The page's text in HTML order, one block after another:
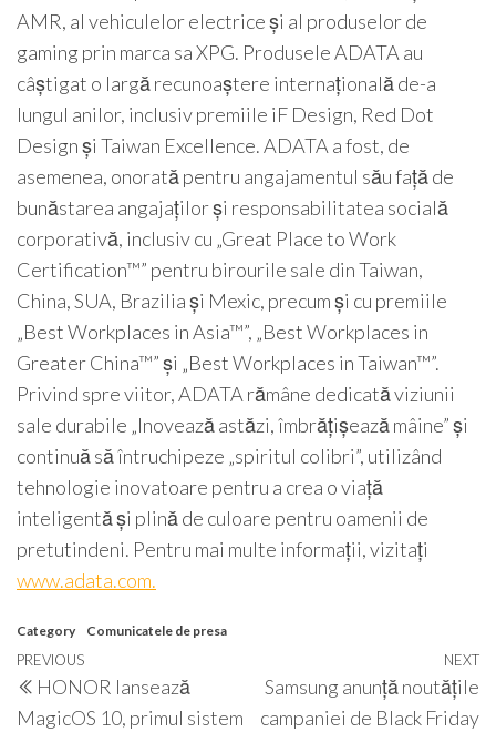
AMR, al vehiculelor electrice și al produselor de
gaming prin marca sa XPG. Produsele ADATA au
câștigat o largă recunoaștere internațională de-a
lungul anilor, inclusiv premiile iF Design, Red Dot
Design și Taiwan Excellence. ADATA a fost, de
asemenea, onorată pentru angajamentul său față de
bunăstarea angajaților și responsabilitatea socială
corporativă, inclusiv cu „Great Place to Work
Certification™” pentru birourile sale din Taiwan,
China, SUA, Brazilia și Mexic, precum și cu premiile
„Best Workplaces in Asia™”, „Best Workplaces in
Greater China™” și „Best Workplaces in Taiwan™”.
Privind spre viitor, ADATA rămâne dedicată viziunii
sale durabile „Inovează astăzi, îmbrățișează mâine” și
continuă să întruchipeze „spiritul colibri”, utilizând
tehnologie inovatoare pentru a crea o viață
inteligentă și plină de culoare pentru oamenii de
pretutindeni. Pentru mai multe informații, vizitați
www.adata.com.
Category Comunicatele de presa
Post
navigation
Previous
Post
PREVIOUS
HONOR lansează
MagicOS 10, primul sistem
NEXT
Samsung anunță noutățile
campaniei de Black Friday